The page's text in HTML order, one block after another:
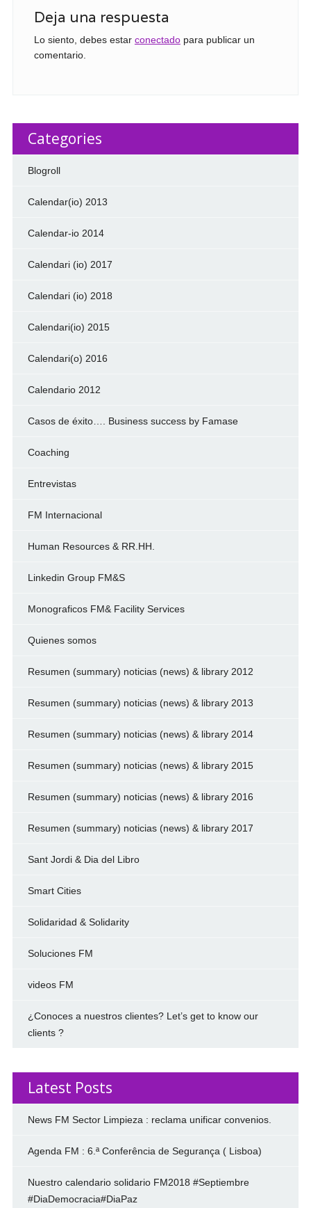
Deja una respuesta
Lo siento, debes estar conectadopara publicar un
comentario.
Categories
Blogroll
Calendar(io) 2013
Calendar-io 2014
Calendari (io) 2017
Calendari (io) 2018
Calendari(io) 2015
Calendari(o) 2016
Calendario 2012
Casos de éxito…. Business success by Famase
Coaching
Entrevistas
FM Internacional
Human Resources & RR.HH.
Linkedin Group FM&S
Monograficos FM& Facility Services
Quienes somos
Resumen (summary) noticias (news) & library 2012
Resumen (summary) noticias (news) & library 2013
Resumen (summary) noticias (news) & library 2014
Resumen (summary) noticias (news) & library 2015
Resumen (summary) noticias (news) & library 2016
Resumen (summary) noticias (news) & library 2017
Sant Jordi & Dia del Libro
Smart Cities
Solidaridad & Solidarity
Soluciones FM
videos FM
¿Conoces a nuestros clientes? Let’s get to know our
clients ?
Latest Posts
News FM Sector Limpieza : reclama unificar convenios.
Agenda FM : 6.ª Conferência de Segurança ( Lisboa)
Nuestro calendario solidario FM2018 #Septiembre
#DiaDemocracia#DiaPaz